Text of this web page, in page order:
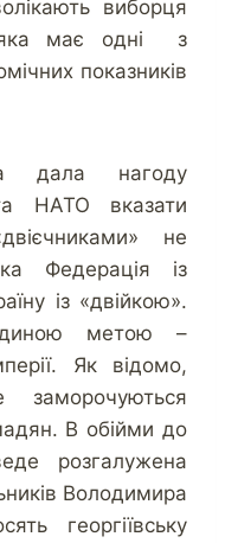
виборця
яка має одні з
показників
дала нагоду
НАТО вказати
не
Федерація із
із «двійкою».
метою –
Як відомо,
заморочуються
В обійми до
розгалужена
Володимира
георгіївську